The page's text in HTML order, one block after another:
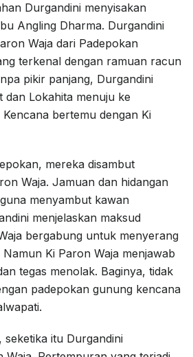
Durgandini menyisakan
Angling Dharma. Durgandini
Waja dari Padepokan
terkenal dengan ramuan racun
pikir panjang, Durgandini
dan Lokahita menuju ke
bertemu dengan Ki
mereka disambut
Waja. Jamuan dan hidangan
menyambut kawan
menjelaskan maksud
bergabung untuk menyerang
Ki Paron Waja menjawab
tegas menolak. Baginya, tidak
padepokan gunung kencana
itu Durgandini